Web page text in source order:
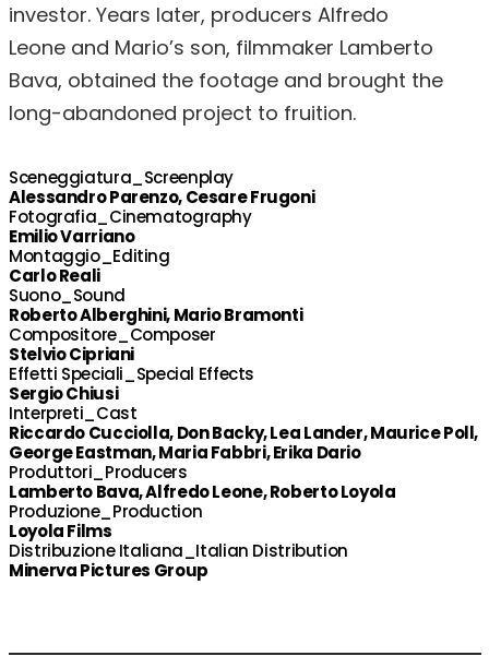
investor. Years later, producers Alfredo
Leone and Mario’s son, filmmaker Lamberto
Bava, obtained the footage and brought the
long-abandoned project to fruition.
Sceneggiatura_Screenplay
Alessandro Parenzo, Cesare Frugoni
Fotografia_Cinematography
Emilio Varriano
Montaggio_Editing
Carlo Reali
Suono_Sound
Roberto Alberghini, Mario Bramonti
Compositore_Composer
Stelvio Cipriani
Effetti Speciali_Special Effects
Sergio Chiusi
Interpreti_Cast
Riccardo Cucciolla, Don Backy, Lea Lander, Maurice Poll,
George Eastman, Maria Fabbri, Erika Dario
Produttori_Producers
Lamberto Bava, Alfredo Leone, Roberto Loyola
Produzione_Production
Loyola Films
Distribuzione Italiana_Italian Distribution
Minerva Pictures Group